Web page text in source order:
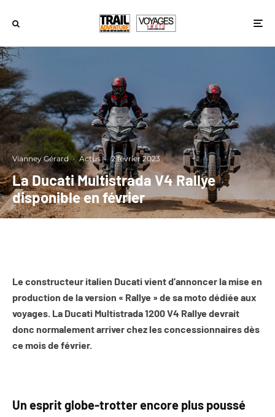
Vianney Gérard · Actus · 2 février 2023
La Ducati Multistrada V4 Rallye
disponible en février
Le constructeur italien Ducati vient d’annoncer la mise en
production de la version « Rallye » de sa moto dédiée aux
voyages. La Ducati Multistrada 1200 V4 Rallye devrait
donc normalement arriver chez les concessionnaires dès
ce mois de février.
Un esprit globe-trotter encore plus poussé